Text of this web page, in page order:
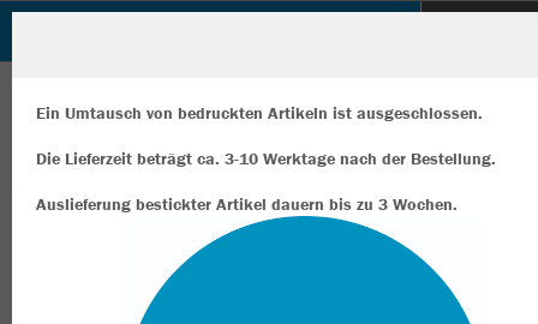
Ein Umtausch von bedruckten Artikeln ist ausgeschlossen.
Die Lieferzeit beträgt ca. 3-10 Werktage nach der Bestellung.
Auslieferung bestickter Artikel dauern bis zu 3 Wochen.
Wir verwenden Cookies
Durch die Analyse der Besucherdaten können wir dir personalisierte
Inhalte anzeigen und unsere Website verbessern. Weitere
zu den Cookies findest Du in den Einstellungen.